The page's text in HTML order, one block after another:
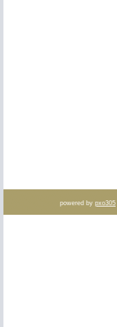
powered by pxo305